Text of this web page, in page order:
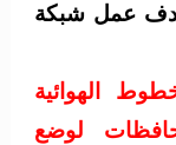
ونستهدف عمل شبكة
الهوائية
لوضع